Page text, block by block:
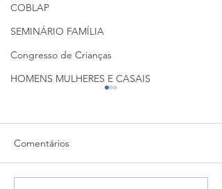
COBLAP
SEMINÁRIO FAMÍLIA
Congresso de Crianças
HOMENS MULHERES E CASAIS
Comentários